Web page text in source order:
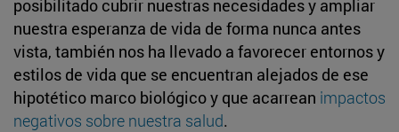
posibilitado cubrir nuestras necesidades y ampliar
nuestra esperanza de vida de forma nunca antes
vista, también nos ha llevado a favorecer entornos y
estilos de vida que se encuentran alejados de ese
hipotético marco biológico y que acarrean impactos
negativos sobre nuestra salud.